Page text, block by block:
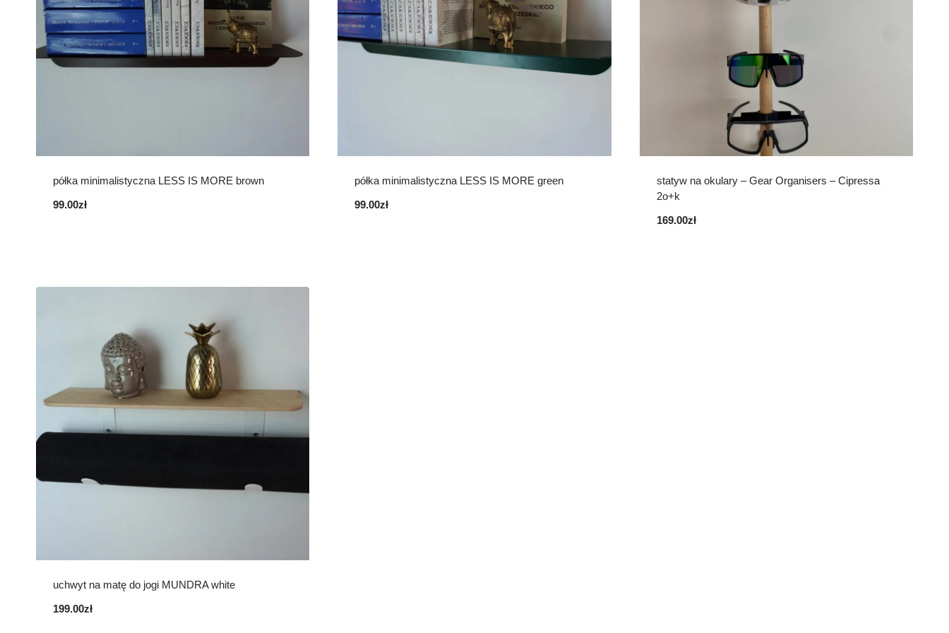
półka minimalistyczna LESS IS MORE brown
99.00zł
półka minimalistyczna LESS IS MORE green
99.00zł
statyw na okulary – Gear Organisers – Cipressa
2o+k
169.00zł
uchwyt na matę do jogi MUNDRA white
199.00zł